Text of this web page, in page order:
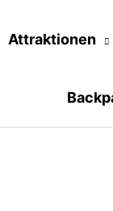
Attraktionen